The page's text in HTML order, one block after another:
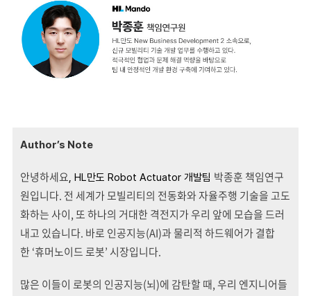
Author’s Note
안녕하세요, HL만도 Robot Actuator 개발팀 박종훈 책임연구
원입니다. 전 세계가 모빌리티의 전동화와 자율주행 기술을 고도
화하는 사이, 또 하나의 거대한 격전지가 우리 앞에 모습을 드러
내고 있습니다. 바로 인공지능(AI)과 물리적 하드웨어가 결합
한 ‘휴머노이드 로봇’ 시장입니다.
많은 이들이 로봇의 인공지능(뇌)에 감탄할 때, 우리 엔지니어들